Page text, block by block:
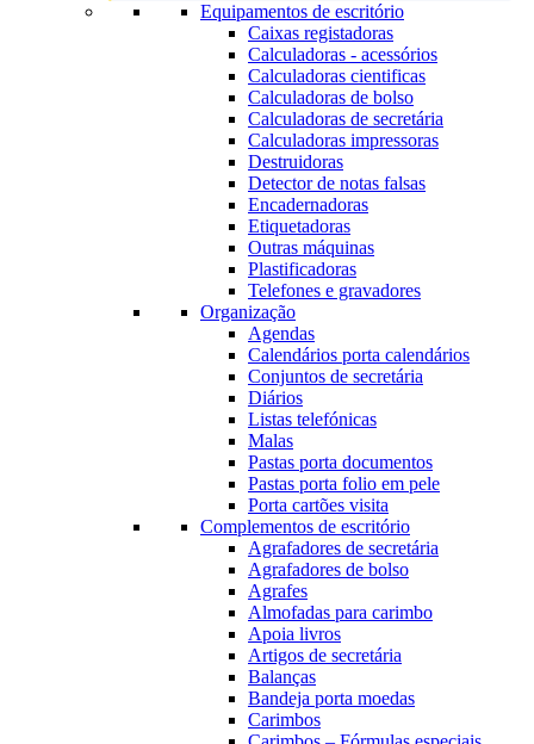
Equipamentos de escritório
Caixas registadoras
Calculadoras - acessórios
Calculadoras cientificas
Calculadoras de bolso
Calculadoras de secretária
Calculadoras impressoras
Destruidoras
Detector de notas falsas
Encadernadoras
Etiquetadoras
Outras máquinas
Plastificadoras
Telefones e gravadores
Organização
Agendas
Calendários porta calendários
Conjuntos de secretária
Diários
Listas telefónicas
Malas
Pastas porta documentos
Pastas porta folio em pele
Porta cartões visita
Complementos de escritório
Agrafadores de secretária
Agrafadores de bolso
Agrafes
Almofadas para carimbo
Apoia livros
Artigos de secretária
Balanças
Bandeja porta moedas
Carimbos